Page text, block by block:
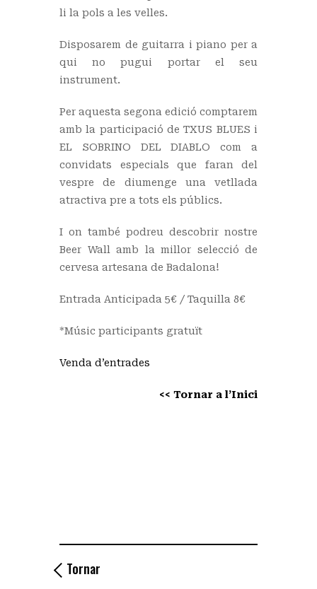
li la pols a les velles.
Disposarem de guitarra i piano per a
qui no pugui portar el seu
instrument.
Per aquesta segona edició comptarem
amb la participació de TXUS BLUES i
EL SOBRINO DEL DIABLO com a
convidats especials que faran del
vespre de diumenge una vetllada
atractiva pre a tots els públics.
I on també podreu descobrir nostre
Beer Wall amb la millor selecció de
cervesa artesana de Badalona!
Entrada Anticipada 5€ / Taquilla 8€
*Músic participants gratuït
Venda d’entrades
<< Tornar a l’Inici
Tornar